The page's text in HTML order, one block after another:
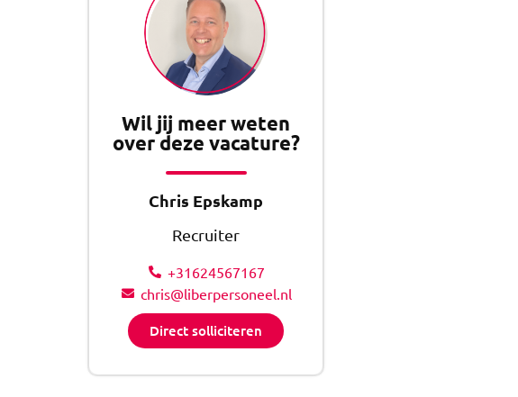
Wil jij meer weten
over deze vacature?
Chris Epskamp
Recruiter
+31624567167
chris@liberpersoneel.nl
Direct solliciteren